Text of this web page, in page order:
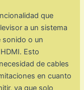
que
a un sistema
sonido o un
Esto
de cables
en cuanto
ya que solo